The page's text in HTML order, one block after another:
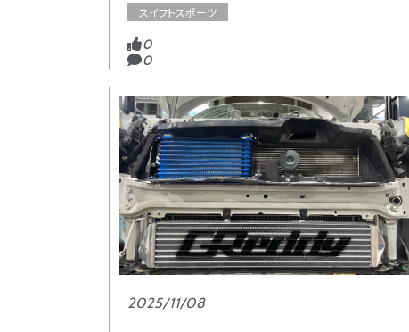
スイフトスポーツ
0
0
2025/11/08